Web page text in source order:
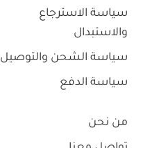
سياسة الاسترجاع
والاستبدال
سياسة الشحن والتوصيل
سياسة الدفع
من نحن